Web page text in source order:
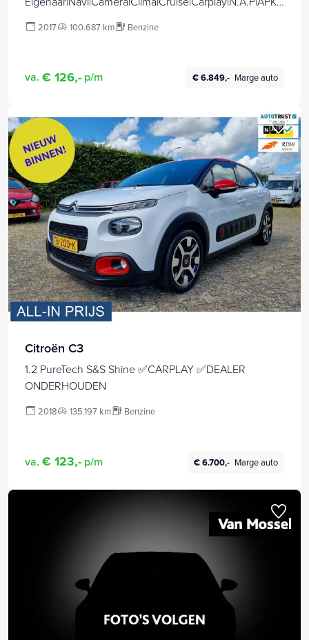
2017 100.687 km Benzine
va. € 126,- p/m € 6.849,- Marge auto
Citroën C3
1.2 PureTech S&S Shine ✅CARPLAY ✅DEALER
ONDERHOUDEN
2018 135.197 km Benzine
va. € 123,- p/m € 6.700,- Marge auto